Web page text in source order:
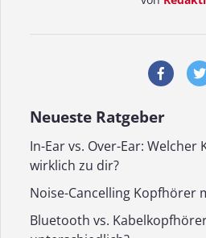
Neueste Ratgeber
In-Ear vs. Over-Ear:
wirklich zu dir?
Noise-Cancelling Kopfhörer
Bluetooth vs.